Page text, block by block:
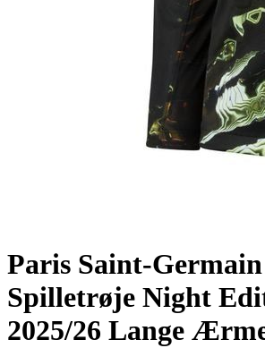
Paris Saint-Germain
Spilletrøje Night
2025/26 Lange